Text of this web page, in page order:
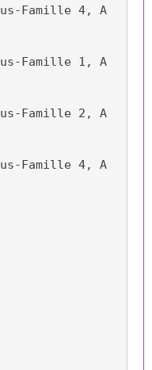
Famille 4, A
Famille 1, A
Famille 2, A
Famille 4, A